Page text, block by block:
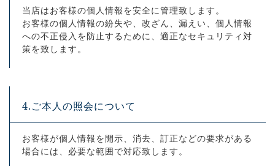
当店はお客様の個人情報を安全に管理致します。
お客様の個人情報の紛失や、改ざん、漏えい、個人情報
への不正侵入を防止するために、適正なセキュリティ対
策を致します。
4.ご本人の照会について
お客様が個人情報を開示、消去、訂正などの要求がある
場合には、必要な範囲で対応致します。